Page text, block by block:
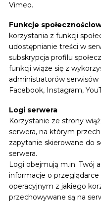
Vimeo.
Funkcje
korzystania z funkcji
udostępnianie treści w
subskrypcja profilu
funkcji wiąże się z
administratorów serwisów
Facebook, Instagram,
Logi serwera
Korzystanie ze strony
serwera, na którym
zapytanie skierowane do
serwera.
Logi obejmują m.in. Twój
informacje o
operacyjnym z jakiego
przechowywane są na